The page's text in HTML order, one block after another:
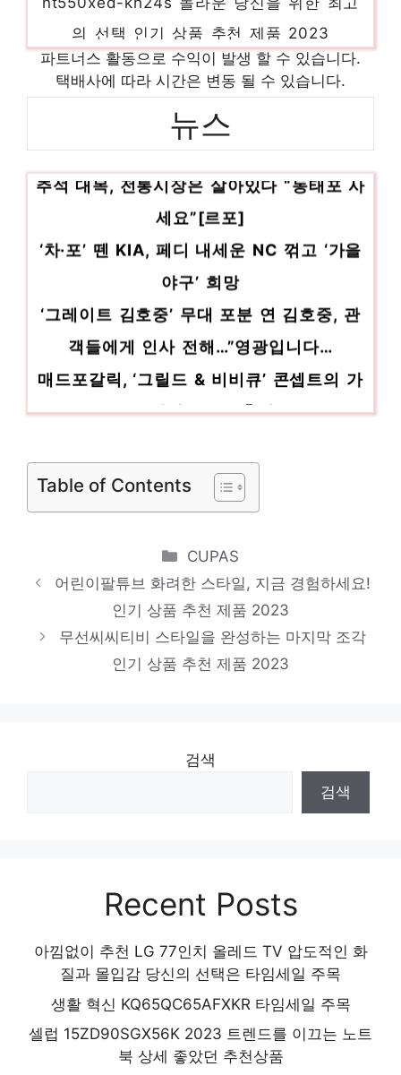
방폭형감지기 편안함을 찾는 당신을 위해 인
기 상품 추천 제품 2023
충전식모기퇴치 편안함을 찾는 당신을 위해
인기 상품 추천 제품 2023
cmos배터리 당신을 위한 세상에 하나뿐인 상
파트너스 활동으로 수익이 발생 할 수 있습니다.
택배사에 따라 시간은 변동 될 수 있습니다.
뉴스
추석 대목, 전통시장은 살아있다 “동태포 사
세요”[르포]
‘차·포’ 뗀 KIA, 페디 내세운 NC 꺾고 ‘가을
야구’ 희망
‘그레이트 김호중’ 무대 포분 연 김호중, 관
객들에게 인사 전해…”영광입니다…
매드포갈릭, ‘그릴드 & 비비큐’ 콘셉트의 가
을 신메뉴 3종 출시
인천세종병원, 계양구청 찾아 백미 100포
기탁
Table of Contents
Categories
CUPAS
어린이팔튜브 화려한 스타일, 지금 경험하세요!
인기 상품 추천 제품 2023
무선씨씨티비 스타일을 완성하는 마지막 조각
인기 상품 추천 제품 2023
검색
검색
Recent Posts
아낌없이 추천 LG 77인치 올레드 TV 압도적인 화
질과 몰입감 당신의 선택은 타임세일 주목
생활 혁신 KQ65QC65AFXKR 타임세일 주목
셀럽 15ZD90SGX56K 2023 트렌드를 이끄는 노트
북 상세 좋았던 추천상품